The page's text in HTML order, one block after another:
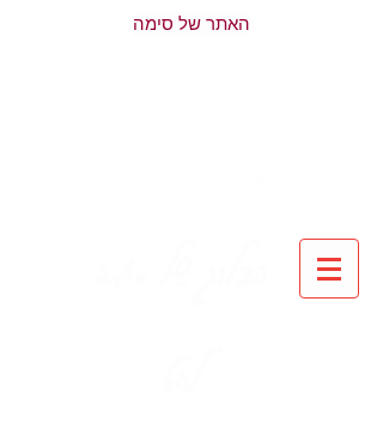
האתר של סימה